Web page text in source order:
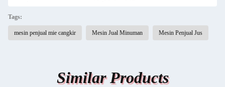
Tags:
mesin penjual mie cangkir Mesin Jual Minuman Mesin Penjual Jus
Similar Products